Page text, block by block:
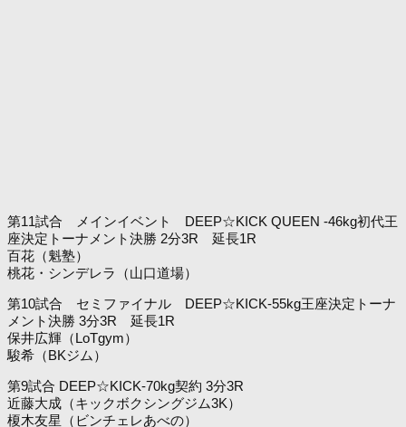
第11試合 メインイベント DEEP☆KICK QUEEN -46kg初代王
座決定トーナメント決勝 2分3R 延長1R
百花（魁塾）
桃花・シンデレラ（山口道場）
第10試合 セミファイナル DEEP☆KICK-55kg王座決定トーナ
メント決勝 3分3R 延長1R
保井広輝（LoTgym）
駿希（BKジム）
第9試合 DEEP☆KICK-70kg契約 3分3R
近藤大成（キックボクシングジム3K）
榎木友星（ビンチェレあべの）